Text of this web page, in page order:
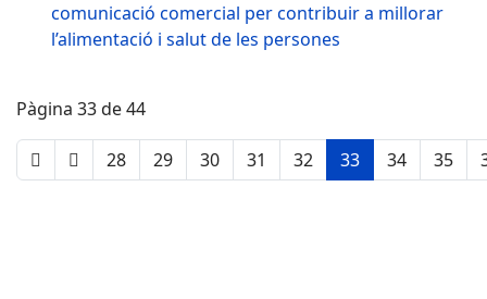
comunicació comercial per contribuir a millorar
l’alimentació i salut de les persones
Pàgina 33 de 44
28 29 30 31 32 33 34 35